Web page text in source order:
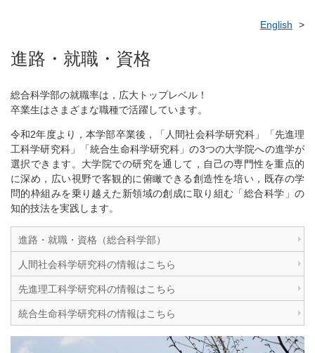
English
進路・就職・資格
総合科学部の就職率は，広大トップレベル！
卒業生はさまざまな職種で活躍しています。
令和2年度より，本学部卒業後，「人間社会科学研究科」「先進理
工科学研究科」「統合生命科学研究科」の3つの大学院への進学が
選択できます。大学院での研究を通して，自己の専門性を重点的
に深め，広い視野で客観的に俯瞰できる創造性を培い，既存の学
問的枠組みを乗り越えた新領域の創成に取り組む「総合科学」の
知的技法を実践します。
進路・就職・資格（総合科学部）
人間社会科学研究科の情報はこちら
先進理工科学研究科の情報はこちら
統合生命科学研究科の情報はこちら